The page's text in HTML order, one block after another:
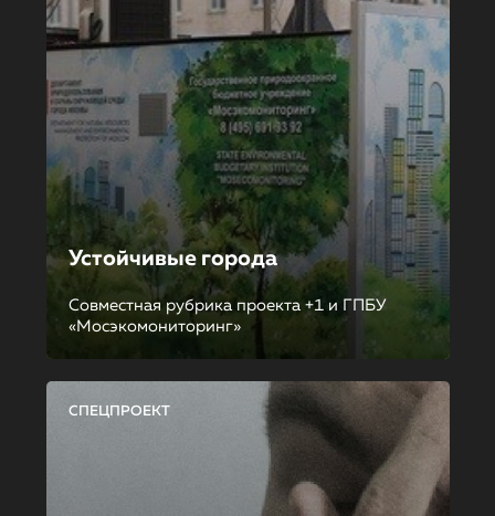
Устойчивые города
Совместная рубрика проекта +1 и ГПБУ
«Мосэкомониторинг»
СПЕЦПРОЕКТ